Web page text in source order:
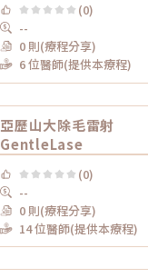
(0)
--
0 則(療程分享)
6 位醫師(提供本療程)
亞歷山大除毛雷射
GentleLase
(0)
--
0 則(療程分享)
14 位醫師(提供本療程)